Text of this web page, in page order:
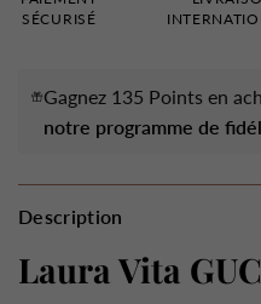
SÉCURISÉ
Gagnez 135 Points en
notre programme de
Description
Laura Vita